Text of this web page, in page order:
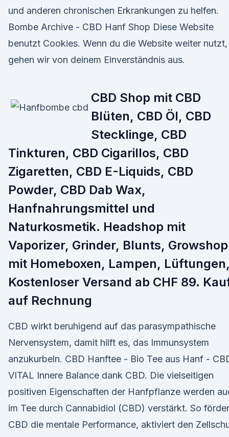
und anderen chronischen Erkrankungen zu helfen.
Bombe Archive - CBD Hanf Shop Diese Website
benutzt Cookies. Wenn du die Website weiter nutzt,
gehen wir von deinem Einverständnis aus.
CBD Shop mit CBD
Blüten, CBD Öl, CBD
Stecklinge, CBD
Tinkturen, CBD Cigarillos, CBD
Zigaretten, CBD E-Liquids, CBD
Powder, CBD Dab Wax,
Hanfnahrungsmittel und
Naturkosmetik. Headshop mit
Vaporizer, Grinder, Blunts, Growshop
mit Homeboxen, Lampen,
Kostenloser Versand ab CHF 89.
auf Rechnung
CBD wirkt beruhigend auf das parasympathische
Nervensystem, damit hilft es, das Immunsystem
anzukurbeln. CBD Hanftee - Bio Tee aus Hanf -
VITAL Innere Balance dank CBD. Die vielseitigen
positiven Eigenschaften der Hanfpflanze werden
im Tee durch Cannabidiol (CBD) verstärkt. So
CBD die mentale Performance, aktiviert den